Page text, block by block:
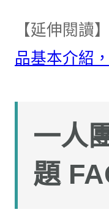
【延伸閱讀】
品基本介紹
一人
題